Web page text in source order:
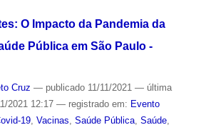
O Impacto da Pandemia da
Pública em São Paulo -
Cruz — publicado11/11/2021 — última
2021 12:17 — registrado em: Evento
19, Vacinas Saúde Pública, Saúde,